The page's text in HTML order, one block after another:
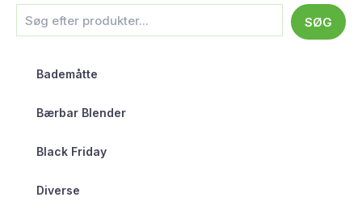
SØG
Bademåtte
Bærbar Blender
Black Friday
Diverse